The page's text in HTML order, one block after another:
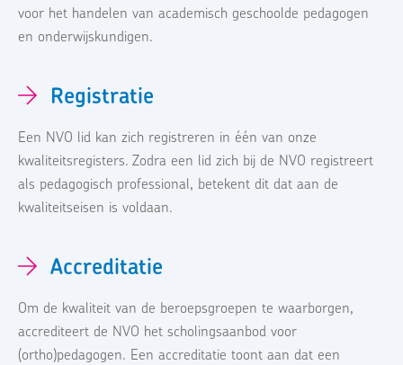
voor het handelen van academisch geschoolde pedagogen
en onderwijskundigen.
Registratie
Een NVO lid kan zich registreren in één van onze
kwaliteitsregisters. Zodra een lid zich bij de NVO registreert
als pedagogisch professional, betekent dit dat aan de
kwaliteitseisen is voldaan.
Accreditatie
Om de kwaliteit van de beroepsgroepen te waarborgen,
accrediteert de NVO het scholingsaanbod voor
(ortho)pedagogen. Een accreditatie toont aan dat een